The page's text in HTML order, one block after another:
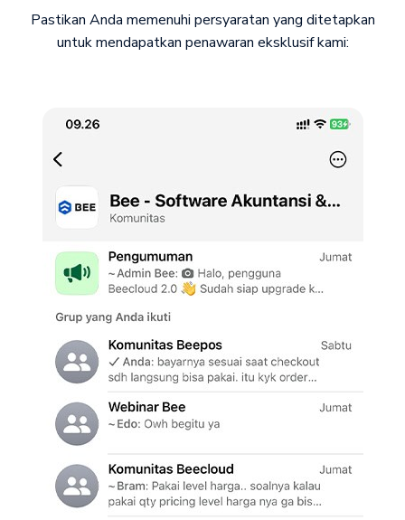
Pastikan Anda memenuhi persyaratan yang ditetapkan
untuk mendapatkan penawaran eksklusif kami: